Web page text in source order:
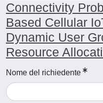
Connectivity
Based Cellular
Dynamic User
Resource
Nome del richiedente